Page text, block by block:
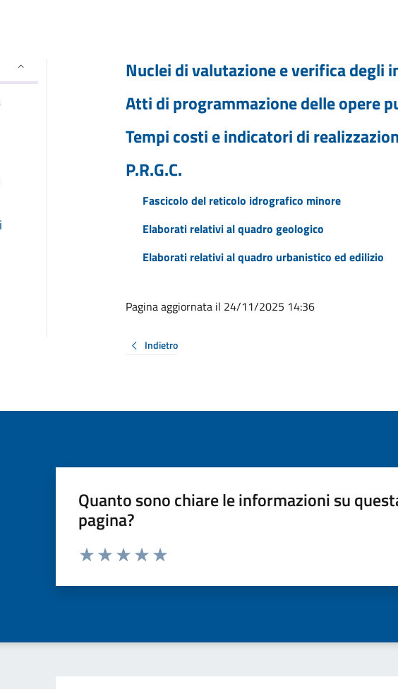
Nuclei di valutazione e verifica degli
Atti di programmazione delle opere
Tempi costi e indicatori di
P.R.G.C.
Fascicolo del reticolo idrografico minore
Elaborati relativi al quadro geologico
Elaborati relativi al quadro urbanistico ed edilizio
Pagina aggiornata il 24/11/2025 14:36
Indietro
Quanto sono chiare le informazioni su
pagina?
Valuta da 1 a 5 stelle la pagina